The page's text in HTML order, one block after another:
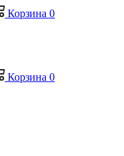
Корзина 0
Корзина 0